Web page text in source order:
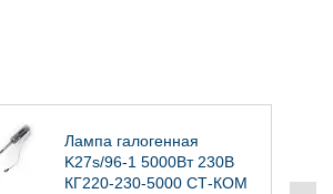
Лампа галогенная
K27s/96-1 5000Вт 230В
КГ220-230-5000 СТ-КОМ